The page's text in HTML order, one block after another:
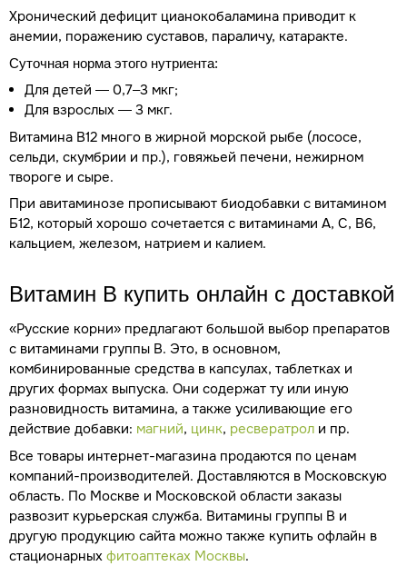
Хронический дефицит цианокобаламина приводит к
анемии, поражению суставов, параличу, катаракте.
Суточная норма этого нутриента:
Для детей — 0,7–3 мкг;
Для взрослых — 3 мкг.
Витамина В12 много в жирной морской рыбе (лососе,
сельди, скумбрии и пр.), говяжьей печени, нежирном
твороге и сыре.
При авитаминозе прописывают биодобавки с витамином
Б12, который хорошо сочетается с витаминами А, С, В6,
кальцием, железом, натрием и калием.
Витамин В купить онлайн с доставкой
«Русские корни» предлагают большой выбор препаратов
с витаминами группы В. Это, в основном,
комбинированные средства в капсулах, таблетках и
других формах выпуска. Они содержат ту или иную
разновидность витамина, а также усиливающие его
действие добавки: магний, цинк, ресвератрол и пр.
Все товары интернет-магазина продаются по ценам
компаний-производителей. Доставляются в Московскую
область. По Москве и Московской области заказы
развозит курьерская служба. Витамины группы В и
другую продукцию сайта можно также купить офлайн в
стационарных фитоаптеках Москвы.